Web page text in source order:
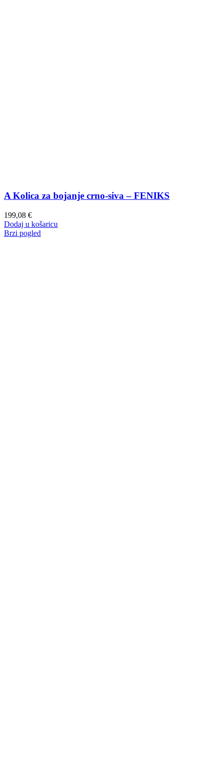
A Kolica za bojanje crno-siva – FENIKS
199,08 €
Dodaj u košaricu
Brzi pogled